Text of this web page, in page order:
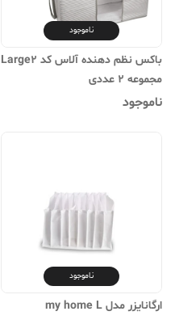
ناموجود
باکس نظم دهنده آلاس کد Large2
مجموعه 2 عددی
ناموجود
ناموجود
ارگانایزر مدل my home L